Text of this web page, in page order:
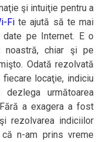
şi intuiţie pentru a
Fite ajută să te mai
pe Internet. E o
noastră, chiar şi pe
Odată rezolvată
locaţie, indiciu
următoarea
a exagera a fost
rezolvarea indiciilor
n-am prins vreme